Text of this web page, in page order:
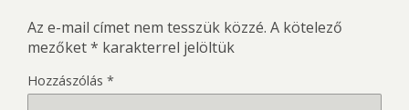
Az e-mail címet nem tesszük közzé. A kötelező
mezőket* karakterrel jelöltük
Hozzászólás *